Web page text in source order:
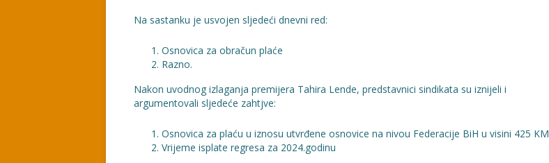
Na sastanku je usvojen sljedeći dnevni red:
Osnovica za obračun plaće
Razno.
Nakon uvodnog izlaganja premijera Tahira Lende, predstavnici sindikata su iznijeli i
argumentovali sljedeće zahtjve:
Osnovica za plaću u iznosu utvrđene osnovice na nivou Federacije BiH u visini 425 KM
Vrijeme isplate regresa za 2024.godinu